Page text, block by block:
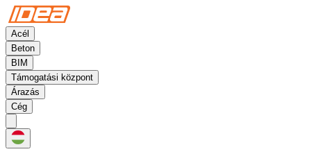
Acél
Beton
BIM
Támogatási központ
Árazás
Cég